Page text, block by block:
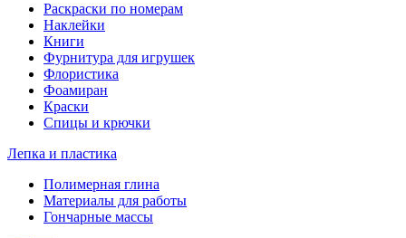
Раскраски по номерам
Наклейки
Книги
Фурнитура для игрушек
Флористика
Фоамиран
Краски
Спицы и крючки
Лепка и пластика
Полимерная глина
Материалы для работы
Гончарные массы